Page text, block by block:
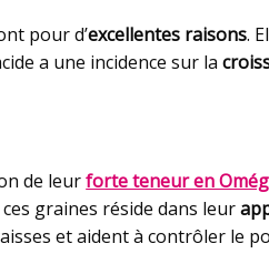
pour d’excellentes raisons.
a une incidence sur la
de leurforte teneur en
graines réside dans leur
et aident à contrôler le